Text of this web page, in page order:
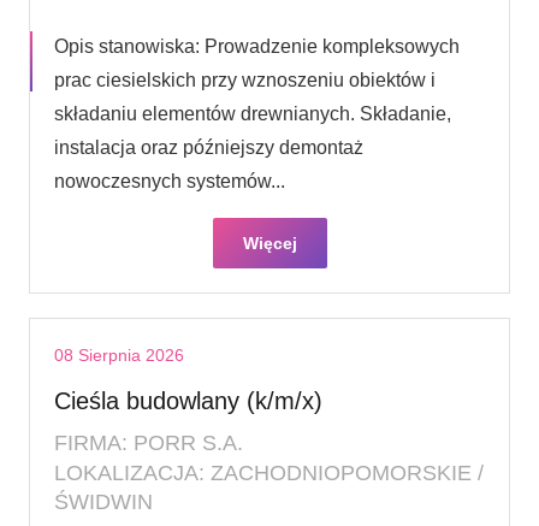
Opis stanowiska: Prowadzenie kompleksowych
prac ciesielskich przy wznoszeniu obiektów i
składaniu elementów drewnianych. Składanie,
instalacja oraz późniejszy demontaż
nowoczesnych systemów...
Więcej
08 Sierpnia 2026
Cieśla budowlany (k/m/x)
FIRMA: PORR S.A.
LOKALIZACJA: ZACHODNIOPOMORSKIE /
ŚWIDWIN